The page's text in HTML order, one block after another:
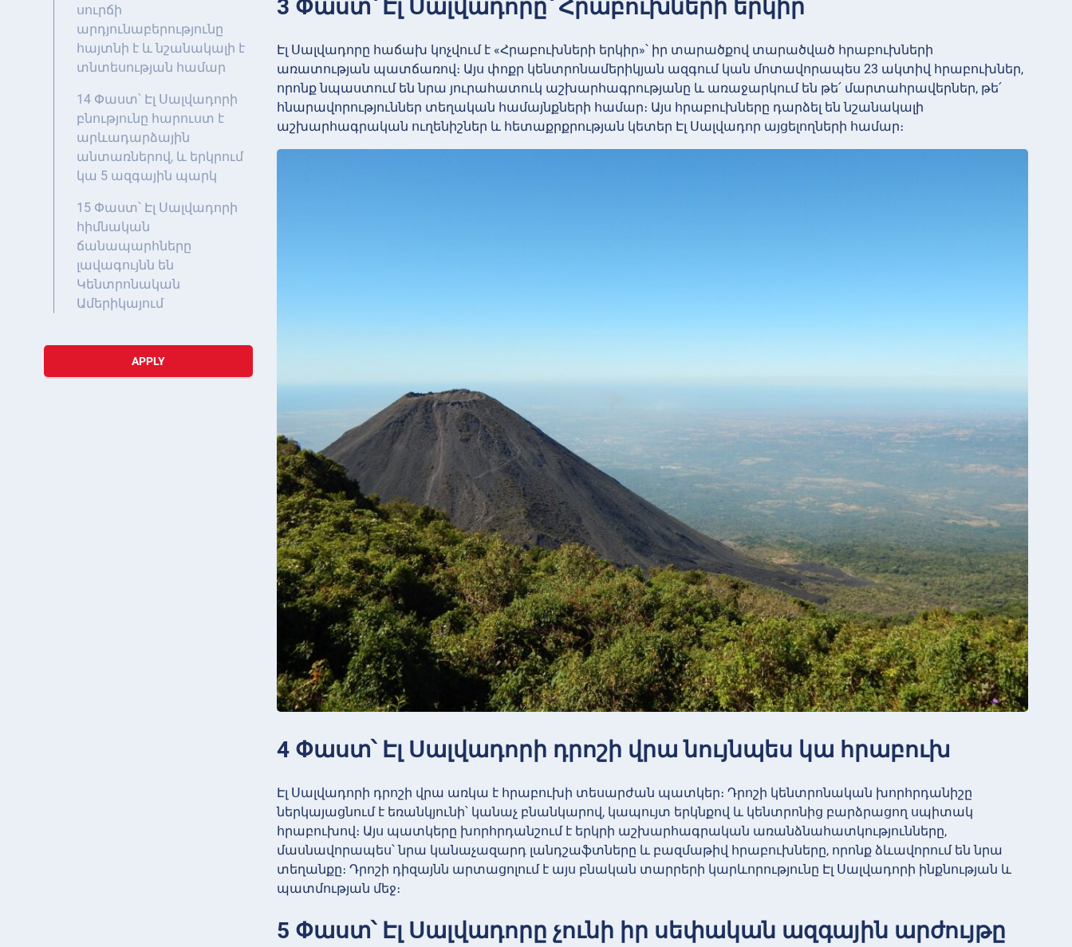
սուրճի
արդյունաբերությունը
հայտնի է և նշանակալի է
տնտեսության համար
14 Փաստ՝ Էլ Սալվադորի
բնությունը հարուստ է
արևադարձային
անտառներով, և երկրում
կա 5 ազգային պարկ
15 Փաստ՝ Էլ Սալվադորի
հիմնական
ճանապարհները
լավագույնն են
Կենտրոնական
Ամերիկայում
APPLY
3 Փաստ՝ Էլ Սալվադորը՝ Հրաբուխների երկիր
Էլ Սալվադորը հաճախ կոչվում է «Հրաբուխների երկիր»՝ իր տարածքով տարածված հրաբուխների
առատության պատճառով։ Այս փոքր կենտրոնամերիկյան ազգում կան մոտավորապես 23 ակտիվ հրաբուխներ,
որոնք նպաստում են նրա յուրահատուկ աշխարհագրությանը և առաջարկում են թե՛ մարտահրավերներ, թե՛
հնարավորություններ տեղական համայնքների համար։ Այս հրաբուխները դարձել են նշանակալի
աշխարհագրական ուղենիշներ և հետաքրքրության կետեր Էլ Սալվադոր այցելողների համար։
4 Փաստ՝ Էլ Սալվադորի դրոշի վրա նույնպես կա հրաբուխ
Էլ Սալվադորի դրոշի վրա առկա է հրաբուխի տեսարժան պատկեր։ Դրոշի կենտրոնական խորհրդանիշը
ներկայացնում է եռանկյունի՝ կանաչ բնանկարով, կապույտ երկնքով և կենտրոնից բարձրացող սպիտակ
հրաբուխով։ Այս պատկերը խորհրդանշում է երկրի աշխարհագրական առանձնահատկությունները,
մասնավորապես՝ նրա կանաչազարդ լանդշաֆտները և բազմաթիվ հրաբուխները, որոնք ձևավորում են նրա
տեղանքը։ Դրոշի դիզայնն արտացոլում է այս բնական տարրերի կարևորությունը Էլ Սալվադորի ինքնության և
պատմության մեջ։
5 Փաստ՝ Էլ Սալվադորը չունի իր սեփական ազգային արժույթը